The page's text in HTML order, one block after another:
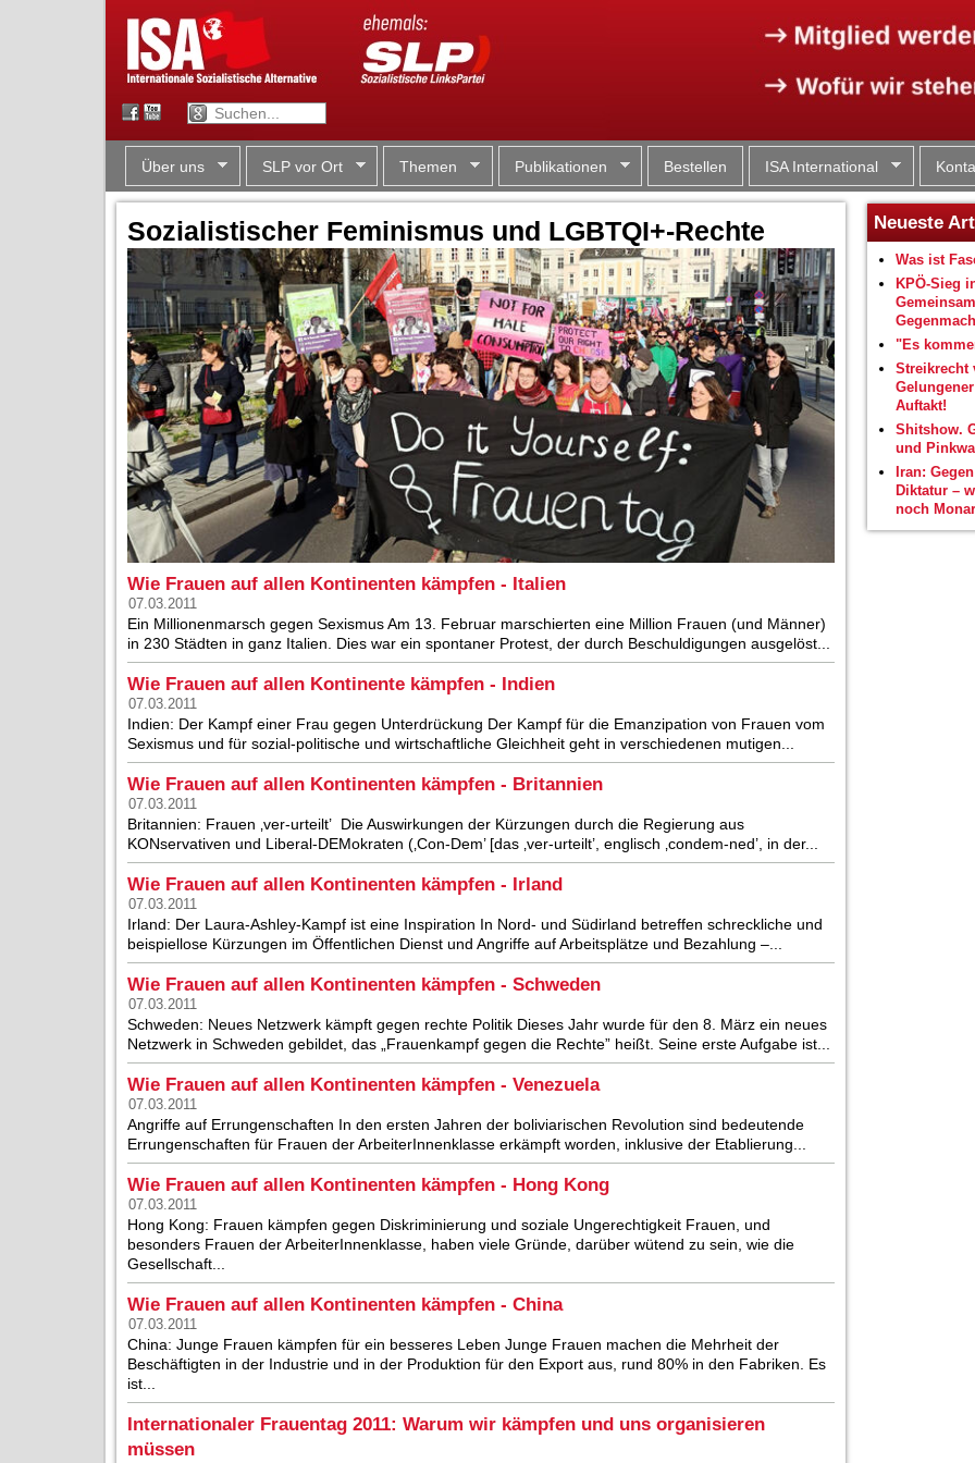
Über uns SLP vor Ort Themen Publikationen Bestellen ISA International
Sozialistischer Feminismus und LGBTQI+-Rechte
Wie Frauen auf allen Kontinenten kämpfen - Italien
07.03.2011
Ein Millionenmarsch gegen Sexismus Am 13. Februar marschierten eine Million Frauen (und Männer)
in 230 Städten in ganz Italien. Dies war ein spontaner Protest, der durch Beschuldigungen ausgelöst...
Wie Frauen auf allen Kontinente kämpfen - Indien
07.03.2011
Indien: Der Kampf einer Frau gegen Unterdrückung Der Kampf für die Emanzipation von Frauen vom
Sexismus und für sozial-politische und wirtschaftliche Gleichheit geht in verschiedenen mutigen...
Wie Frauen auf allen Kontinenten kämpfen - Britannien
07.03.2011
Britannien: Frauen ‚ver-urteilt’ Die Auswirkungen der Kürzungen durch die Regierung aus
KONservativen und Liberal-DEMokraten (‚Con-Dem’ [das ‚ver-urteilt’, englisch ‚condem-ned’, in der...
Wie Frauen auf allen Kontinenten kämpfen - Irland
07.03.2011
Irland: Der Laura-Ashley-Kampf ist eine Inspiration In Nord- und Südirland betreffen schreckliche und
beispiellose Kürzungen im Öffentlichen Dienst und Angriffe auf Arbeitsplätze und Bezahlung –...
Wie Frauen auf allen Kontinenten kämpfen - Schweden
07.03.2011
Schweden: Neues Netzwerk kämpft gegen rechte Politik Dieses Jahr wurde für den 8. März ein neues
Netzwerk in Schweden gebildet, das „Frauenkampf gegen die Rechte” heißt. Seine erste Aufgabe ist...
Wie Frauen auf allen Kontinenten kämpfen - Venezuela
07.03.2011
Angriffe auf Errungenschaften In den ersten Jahren der boliviarischen Revolution sind bedeutende
Errungenschaften für Frauen der ArbeiterInnenklasse erkämpft worden, inklusive der Etablierung...
Wie Frauen auf allen Kontinenten kämpfen - Hong Kong
07.03.2011
Hong Kong: Frauen kämpfen gegen Diskriminierung und soziale Ungerechtigkeit Frauen, und
besonders Frauen der ArbeiterInnenklasse, haben viele Gründe, darüber wütend zu sein, wie die
Gesellschaft...
Wie Frauen auf allen Kontinenten kämpfen - China
07.03.2011
China: Junge Frauen kämpfen für ein besseres Leben Junge Frauen machen die Mehrheit der
Beschäftigten in der Industrie und in der Produktion für den Export aus, rund 80% in den Fabriken. Es
ist...
Internationaler Frauentag 2011: Warum wir kämpfen und uns organisieren
müssen
Neueste
Was ist
KPÖ-Sieg
"Es
Streikrecht
Auftakt!
Shitshow.
und
Iran:
Diktatur –
noch